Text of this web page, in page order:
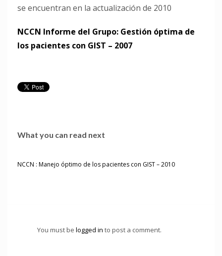
se encuentran en la actualización de 2010
NCCN Informe del Grupo: Gestión óptima de
los pacientes con GIST – 2007
What you can read next
NCCN : Manejo óptimo de los pacientes con GIST – 2010
You must be logged in to post a comment.